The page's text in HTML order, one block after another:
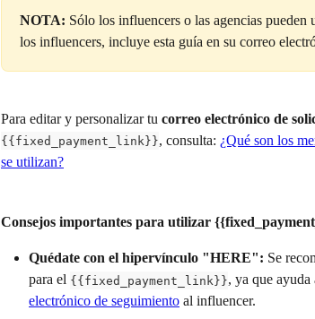
NOTA: Sólo los influencers o las agencias pueden
los influencers, incluye esta guía en su correo
Para editar y personalizar tu correo electrónico de
{{fixed_payment_link}}, consulta: ¿Qué son los
se utilizan?
Consejos importantes para utilizar
Quédate con el hipervínculo "HERE": Se
para el {{fixed_payment_link}}, ya que ayuda
electrónico de seguimiento al influencer.